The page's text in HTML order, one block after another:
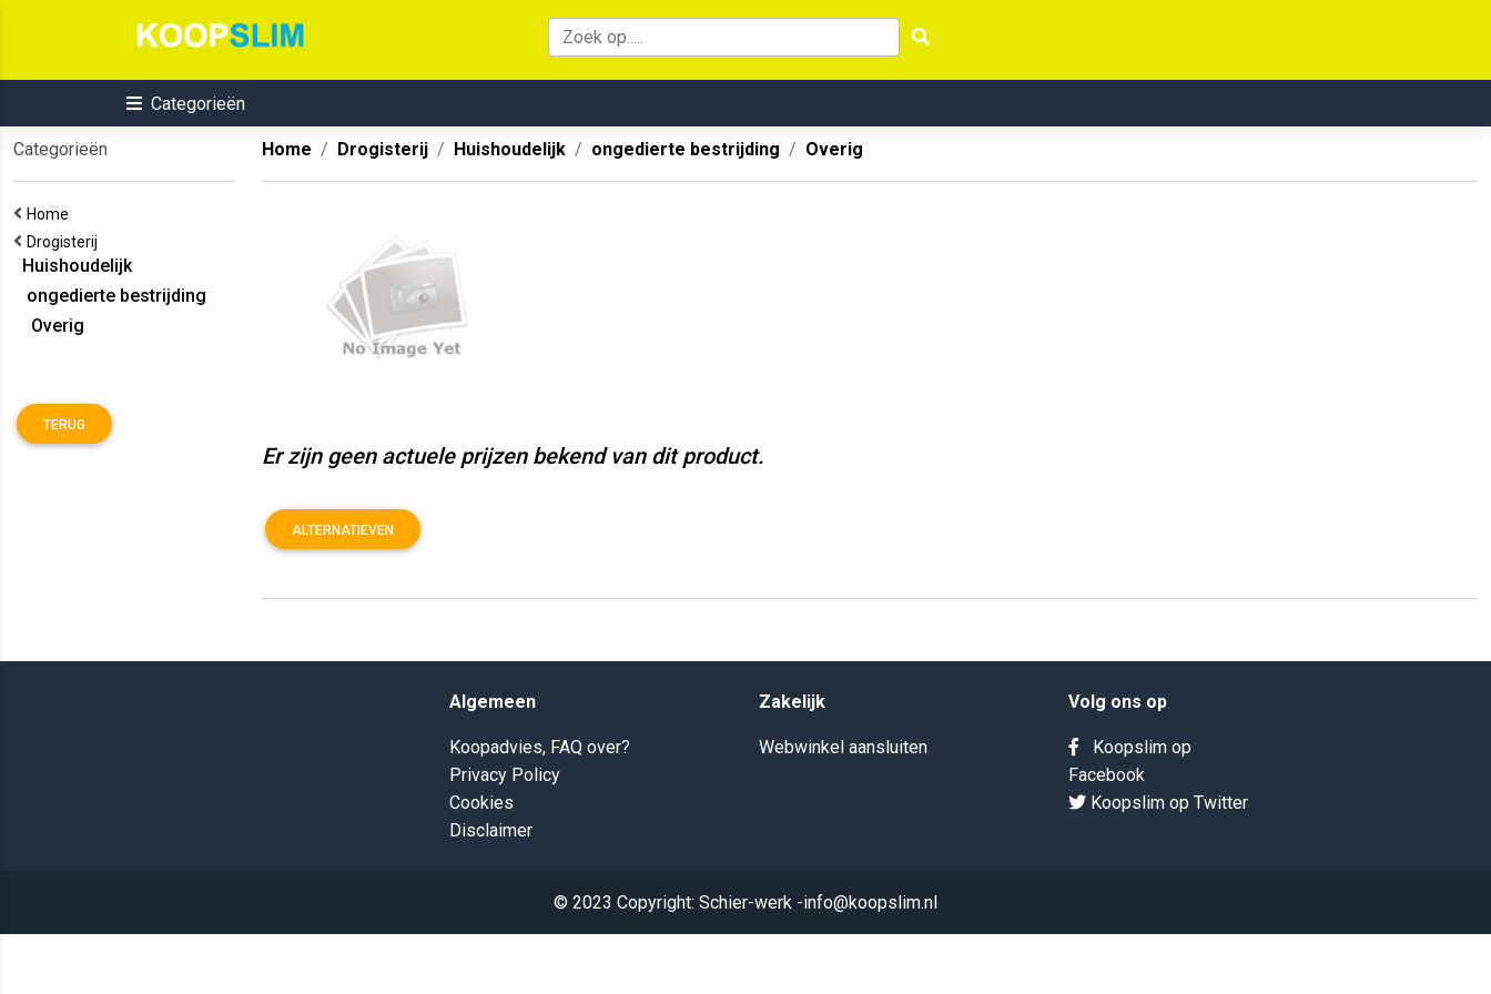
Categorieën
Categorieën
Home
Drogisterij
Huishoudelijk
ongedierte bestrijding
Overig
TERUG
Home Drogisterij Huishoudelijk ongedierte bestrijding Overig
Er zijn geen actuele prijzen bekend van dit product.
ALTERNATIEVEN
Algemeen
Koopadvies, FAQ over?
Privacy Policy
Cookies
Disclaimer
Zakelijk
Webwinkel aansluiten
Volg ons op
Koopslim op
Facebook
Koopslim op Twitter
© 2023 Copyright: Schier-werk -info@koopslim.nl